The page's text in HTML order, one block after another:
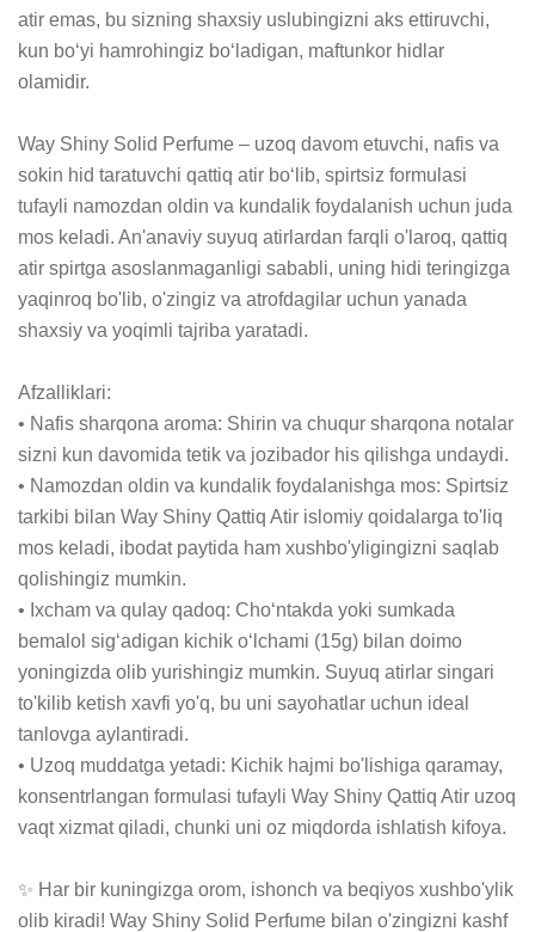
atir emas, bu sizning shaxsiy uslubingizni aks ettiruvchi,
kun bo‘yi hamrohingiz bo‘ladigan, maftunkor hidlar
olamidir.
Way Shiny Solid Perfume – uzoq davom etuvchi, nafis va
sokin hid taratuvchi qattiq atir bo‘lib, spirtsiz formulasi
tufayli namozdan oldin va kundalik foydalanish uchun juda
mos keladi. An'anaviy suyuq atirlardan farqli o'laroq, qattiq
atir spirtga asoslanmaganligi sababli, uning hidi teringizga
yaqinroq bo'lib, o'zingiz va atrofdagilar uchun yanada
shaxsiy va yoqimli tajriba yaratadi.
Afzalliklari:
• Nafis sharqona aroma: Shirin va chuqur sharqona notalar
sizni kun davomida tetik va jozibador his qilishga undaydi.
• Namozdan oldin va kundalik foydalanishga mos: Spirtsiz
tarkibi bilan Way Shiny Qattiq Atir islomiy qoidalarga to'liq
mos keladi, ibodat paytida ham xushbo'yligingizni saqlab
qolishingiz mumkin.
• Ixcham va qulay qadoq: Cho‘ntakda yoki sumkada
bemalol sig‘adigan kichik o‘lchami (15g) bilan doimo
yoningizda olib yurishingiz mumkin. Suyuq atirlar singari
to'kilib ketish xavfi yo'q, bu uni sayohatlar uchun ideal
tanlovga aylantiradi.
• Uzoq muddatga yetadi: Kichik hajmi bo'lishiga qaramay,
konsentrlangan formulasi tufayli Way Shiny Qattiq Atir uzoq
vaqt xizmat qiladi, chunki uni oz miqdorda ishlatish kifoya.
✨ Har bir kuningizga orom, ishonch va beqiyos xushbo'ylik
olib kiradi! Way Shiny Solid Perfume bilan o'zingizni kashf